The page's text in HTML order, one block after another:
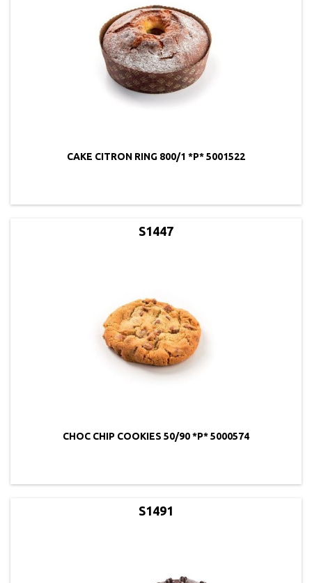
CAKE CITRON RING 800/1 *P* 5001522
S1447
CHOC CHIP COOKIES 50/90 *P* 5000574
S1491